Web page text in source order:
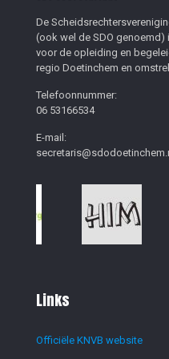
De
(ook wel de SDO genoemd)
voor de opleiding en
regio Doetinchem en
Telefoonnummer:
06 53166534
E-mail:
Links
Officiële KNVB website